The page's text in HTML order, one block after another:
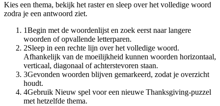
Kies een thema, bekijk het raster en sleep over het volledige woord
zodra je een antwoord ziet.
1Begin met de woordenlijst en zoek eerst naar langere
woorden of opvallende letterparen.
2Sleep in een rechte lijn over het volledige woord.
Afhankelijk van de moeilijkheid kunnen woorden horizontaal,
verticaal, diagonaal of achterstevoren staan.
3Gevonden woorden blijven gemarkeerd, zodat je overzicht
houdt.
4Gebruik Nieuw spel voor een nieuwe Thanksgiving-puzzel
met hetzelfde thema.